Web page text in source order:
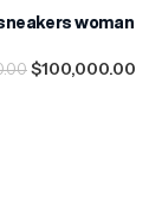
woman
$100,000.00